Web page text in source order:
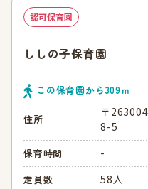
認可保育園
ししの子保育園
この保育園から309ｍ
住所
〒
8-5
保育時間 -
定員数 58人